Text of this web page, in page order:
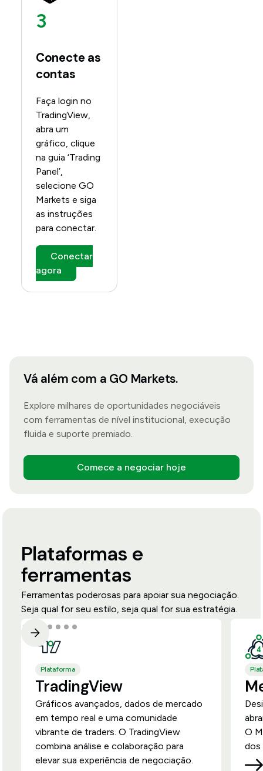
3
Conecte as
contas
Faça login no
TradingView,
abra um
gráfico, clique
na guia ‘Trading
Panel’,
selecione GO
Markets e siga
as instruções
para conectar.
Conectar
agora
Vá além com a GO Markets.
Explore milhares de oportunidades negociáveis
com ferramentas de nível institucional, execução
fluida e suporte premiado.
Comece a negociar hoje
Plataformas e
ferramentas
Ferramentas poderosas para apoiar sua negociação.
Seja qual for seu estilo, seja qual for sua estratégia.
Plataforma
TradingView
Gráficos avançados, dados de mercado
em tempo real e uma comunidade
vibrante de traders. O TradingView
combina análise e colaboração para
elevar sua experiência de negociação.
O
dos